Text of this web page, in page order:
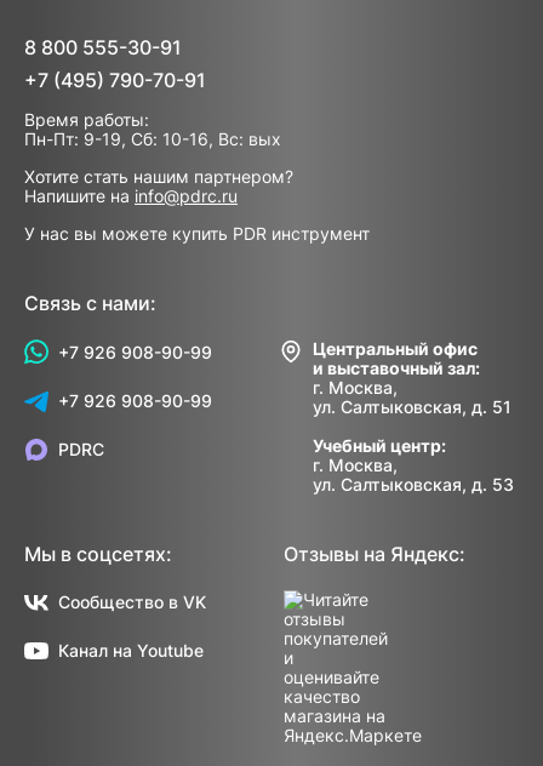
8 800 555-30-91
+7 (495) 790-70-91
Время работы:
Пн-Пт: 9-19, Сб: 10-16, Вс: вых
Хотите стать нашим партнером?
Напишите на info@pdrc.ru
У нас вы можете купить PDR инструмент
Связь с нами:
+7 926 908-90-99
+7 926 908-90-99
Центральный офис
и выставочный зал:
г. Москва,
ул. Салтыковская, д. 51
Учебный центр:
г. Москва,
ул. Салтыковская, д. 53
PDRC
Мы в соцсетях:
Сообщество в VK
Канал на Youtube
Отзывы на Яндекс: